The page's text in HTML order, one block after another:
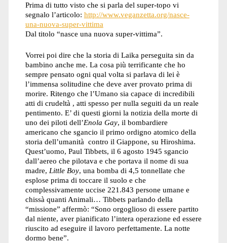
Prima di tutto visto che si parla del super-topo vi
segnalo l’articolo: http://www.veganzetta.org/nasce-
una-nuova-super-vittima
Dal titolo “nasce una nuova super-vittima”.
Vorrei poi dire che la storia di Laika perseguita sin da
bambino anche me. La cosa più terrificante che ho
sempre pensato ogni qual volta si parlava di lei è
l’immensa solitudine che deve aver provato prima di
morire. Ritengo che l’Umano sia capace di incredibili
atti di crudeltà , atti spesso per nulla seguiti da un reale
pentimento. E’ di questi giorni la notizia della morte di
uno dei piloti dell’Enola Gay, il bombardiere
americano che sgancio il primo ordigno atomico della
storia dell’umanità contro il Giappone, su Hiroshima.
Quest’uomo, Paul Tibbets, il 6 agosto 1945 sgancio
dall’aereo che pilotava e che portava il nome di sua
madre, Little Boy, una bomba di 4,5 tonnellate che
esplose prima di toccare il suolo e che
complessivamente uccise 221.843 persone umane e
chissà quanti Animali… Tibbets parlando della
“missione” affermò: “Sono orgoglioso di essere partito
dal niente, aver pianificato l’intera operazione ed essere
riuscito ad eseguire il lavoro perfettamente. La notte
dormo bene”.